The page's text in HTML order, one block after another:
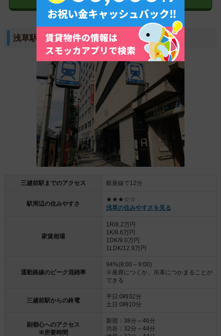
浅草駅
三越前駅までのアクセス 銀座線で12分
駅周辺の住みやすさ
★★★☆☆
浅草の住みやすさを見る
家賃相場
1R/8.2万円
1K/8.6万円
1DK/9.0万円
1LDK/12.9万円
通勤路線のピーク混雑率
94%(8:00～9:00)
※座席につくか、吊革につかまることが
できる
三越前駅からの終電
平日:0時32分
土日:0時10分
副都心へのアクセス
※所要時間
新宿：38分～46分
渋谷：32分～44分